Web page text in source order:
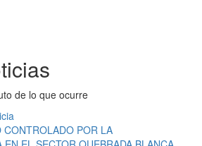
de lo que ocurre
CONTROLADO POR LA